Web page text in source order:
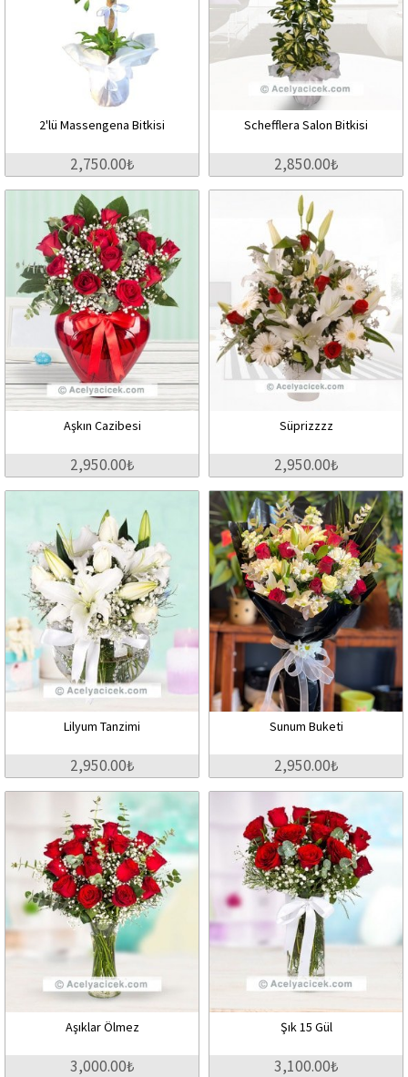
2'lü Massengena Bitkisi
2,750.00₺
Schefflera Salon Bitkisi
2,850.00₺
Aşkın Cazibesi
2,950.00₺
Süprizzzz
2,950.00₺
Lilyum Tanzimi
2,950.00₺
Sunum Buketi
2,950.00₺
Aşıklar Ölmez
3,000.00₺
Şık 15 Gül
3,100.00₺